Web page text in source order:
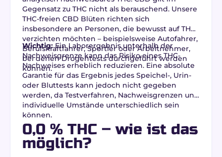
Gegensatz zu THC nicht als berauschend. Unsere
THC-freien CBD Blüten richten sich
insbesondere an Personen, die bewusst auf THC
verzichten möchten – beispielsweise Autofahrer,
Berufskraftfahrer, Sportler oder Arbeitnehmer,
bei denen Drogentests durchgeführt werden
können.
Wichtig:Ein Laborergebnis unterhalb der
Nachweisgrenze kann das Risiko eines THC-
Nachweises erheblich reduzieren. Eine absolute
Garantie für das Ergebnis jedes Speichel-, Urin-
oder Bluttests kann jedoch nicht gegeben
werden, da Testverfahren, Nachweisgrenzen und
individuelle Umstände unterschiedlich sein
können.
0,0 % THC – wie ist das
möglich?